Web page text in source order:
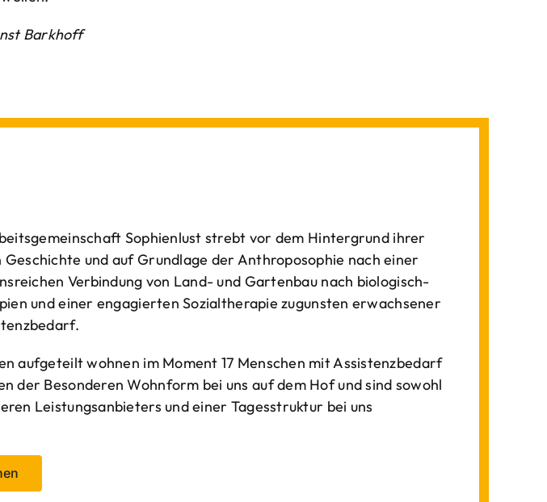
Barkhoff
Sophienlust strebt vor dem Hintergrund ihrer
und auf Grundlage der Anthroposophie nach einer
Verbindung von Land- und Gartenbau nach biologisch-
und einer engagierten Sozialtherapie zugunsten erwachsener
aufgeteilt wohnen im Moment 17 Menschen mit Assistenzbedarf
der Besonderen Wohnform bei uns auf dem Hof und sind sowohl
Leistungsanbieters und einer Tagesstruktur bei uns